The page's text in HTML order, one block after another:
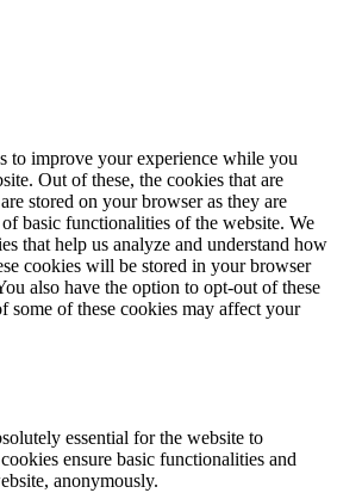
to improve your experience while you
Out of these, the cookies that are
stored on your browser as they are
basic functionalities of the website. We
that help us analyze and understand how
cookies will be stored in your browser
also have the option to opt-out of these
some of these cookies may affect your
essential for the website to
ensure basic functionalities and
anonymously.